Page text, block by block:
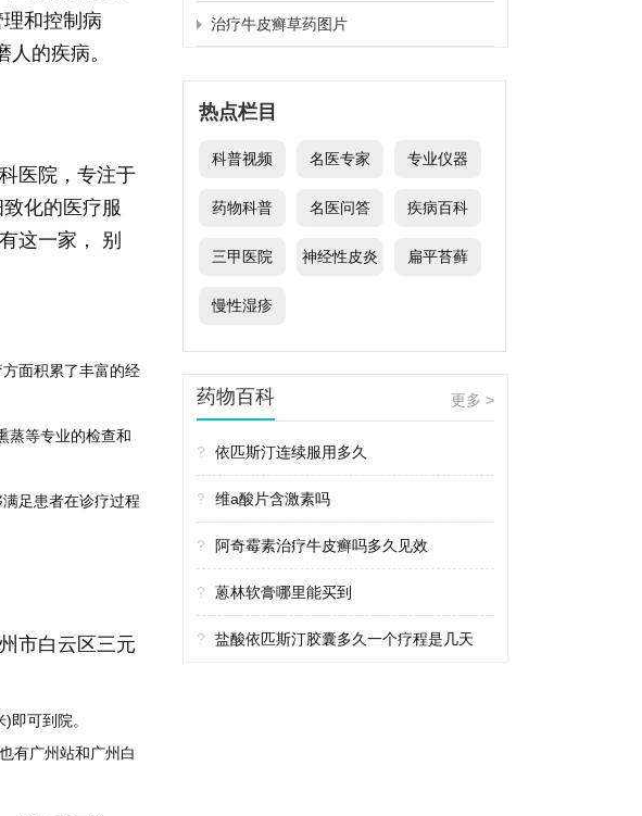
和控制病
的疾病。
医院，专注于
化的医疗服
这一家， 别
面积累了丰富的经
蒸等专业的检查和
足患者在诊疗过程
市白云区三元
可到院。
有广州站和广州白
治疗牛皮癣草药图片
热点栏目
科普视频 名医专家 专业仪器
药物科普 名医问答 疾病百科
三甲医院 神经性皮炎 扁平苔藓
慢性湿疹
药物百科 更多 >
? 依匹斯汀连续服用多久
? 维a酸片含激素吗
? 阿奇霉素治疗牛皮癣吗多久见效
? 蒽林软膏哪里能买到
? 盐酸依匹斯汀胶囊多久一个疗程是几天